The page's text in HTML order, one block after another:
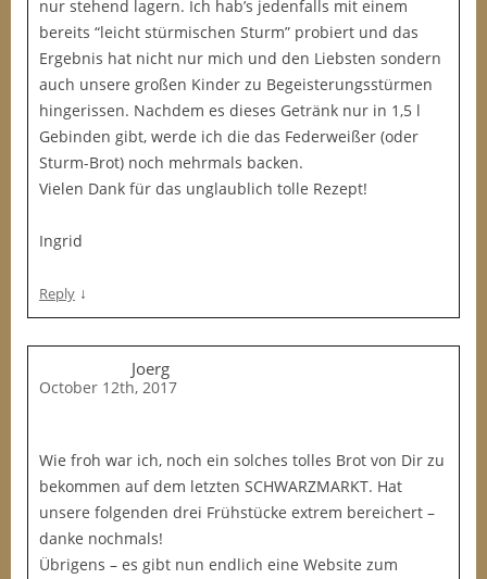
nur stehend lagern. Ich hab’s jedenfalls mit einem
bereits “leicht stürmischen Sturm” probiert und das
Ergebnis hat nicht nur mich und den Liebsten sondern
auch unsere großen Kinder zu Begeisterungsstürmen
hingerissen. Nachdem es dieses Getränk nur in 1,5 l
Gebinden gibt, werde ich die das Federweißer (oder
Sturm-Brot) noch mehrmals backen.
Vielen Dank für das unglaublich tolle Rezept!
Ingrid
Reply ↓
Joerg
October 12th, 2017
Wie froh war ich, noch ein solches tolles Brot von Dir zu
bekommen auf dem letzten SCHWARZMARKT. Hat
unsere folgenden drei Frühstücke extrem bereichert –
danke nochmals!
Übrigens – es gibt nun endlich eine Website zum